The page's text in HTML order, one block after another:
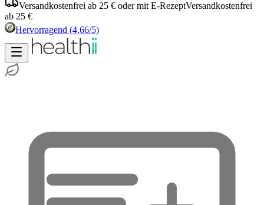
Versandkostenfrei ab 25 € oder mit E-RezeptVersandkostenfrei
ab 25 €
Hervorragend (4,66/5)